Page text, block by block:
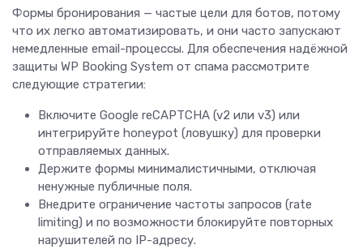
Формы бронирования — частые цели для ботов, потому
что их легко автоматизировать, и они часто запускают
немедленные email-процессы. Для обеспечения надёжной
защиты WP Booking System от спама рассмотрите
следующие стратегии:
Включите Google reCAPTCHA (v2 или v3) или
интегрируйте honeypot (ловушку) для проверки
отправляемых данных.
Держите формы минималистичными, отключая
ненужные публичные поля.
Внедрите ограничение частоты запросов (rate
limiting) и по возможности блокируйте повторных
нарушителей по IP-адресу.